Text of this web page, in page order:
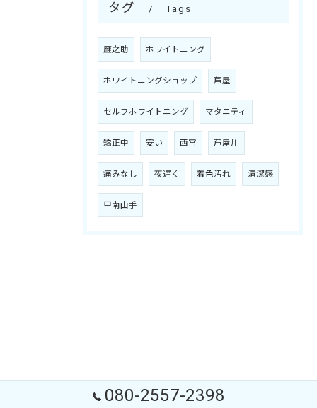
タグ Tags
雁之助 ホワイトニング
ホワイトニングショップ 芦屋
セルフホワイトニング マタニティ
矯正中 安い 西宮 芦屋川
痛みなし 夜遅く 着色汚れ 清潔感
甲南山手
080-2557-2398